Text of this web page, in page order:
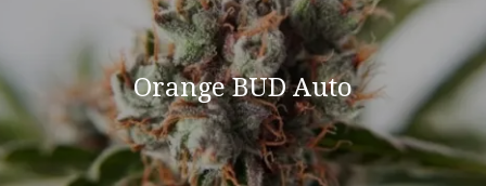
Orange BUD Auto